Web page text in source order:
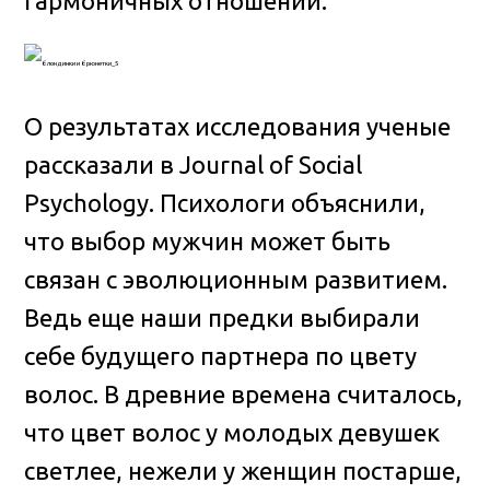
О результатах исследования ученые
рассказали в Journal of Social
Psychology. Психологи объяснили,
что выбор мужчин может быть
связан с эволюционным развитием.
Ведь еще наши предки выбирали
себе будущего партнера по цвету
волос. В древние времена считалось,
что цвет волос у молодых девушек
светлее, нежели у женщин постарше,